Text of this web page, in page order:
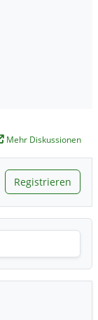
Mehr Diskussionen
Registrieren